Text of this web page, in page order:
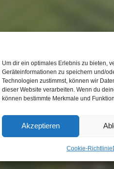
Um dir ein optimales Erlebnis zu bieten,
Geräteinformationen zu speichern und/
Technologien zustimmst, können wir
dieser Website verarbeiten. Wenn du
können bestimmte Merkmale und
Akzeptieren
Cookie-Richtlinie
#TRAINER